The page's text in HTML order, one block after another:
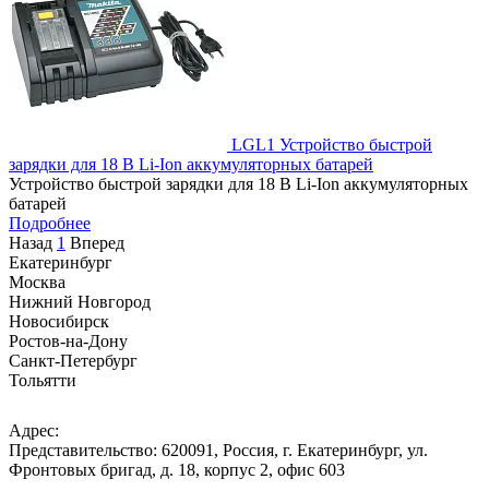
LGL1 Устройство быстрой
зарядки для 18 В Li-Ion аккумуляторных батарей
Устройство быстрой зарядки для 18 В Li-Ion аккумуляторных
батарей
Подробнее
Назад 1 Вперед
Екатеринбург
Москва
Нижний Новгород
Новосибирск
Ростов-на-Дону
Санкт-Петербург
Тольятти
Адрес:
Представительство: 620091, Россия, г. Екатеринбург, ул.
Фронтовых бригад, д. 18, корпус 2, офис 603